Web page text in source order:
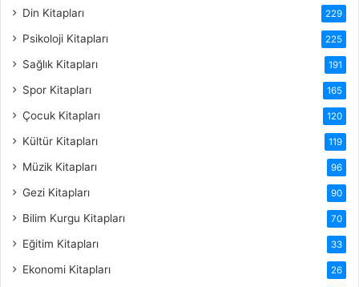
Din Kitapları 229
Psikoloji Kitapları 225
Sağlık Kitapları 191
Spor Kitapları 165
Çocuk Kitapları 120
Kültür Kitapları 119
Müzik Kitapları 96
Gezi Kitapları 90
Bilim Kurgu Kitapları 70
Eğitim Kitapları 33
Ekonomi Kitapları 26